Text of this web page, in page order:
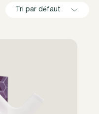
Tri par défaut